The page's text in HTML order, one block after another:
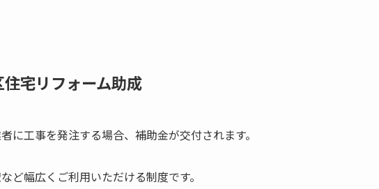
宅リフォーム助成
に工事を発注する場合、補助金が交付されます。
ど幅広くご利用いただける制度です。